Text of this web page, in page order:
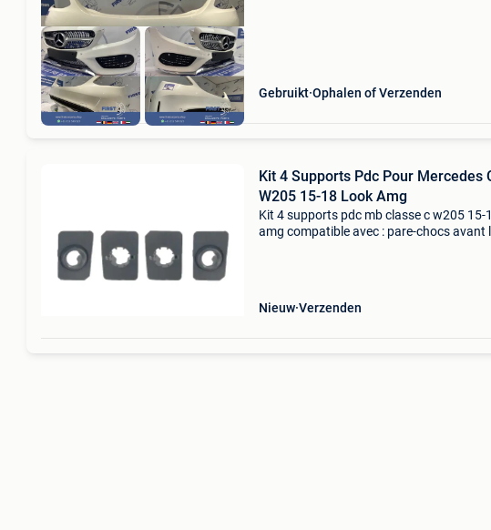
Gebruikt Ophalen of Verzenden
Kit 4 Supports Pdc Pour Mercedes
W205 15-18 Look Amg
Kit 4 supports pdc mb classe c w205 15-
amg compatible avec : pare-chocs avant
Nieuw Verzenden